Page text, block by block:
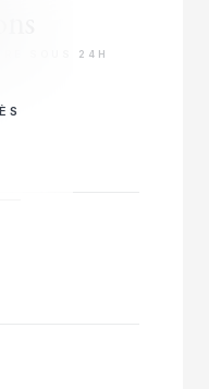
SOUS 24H